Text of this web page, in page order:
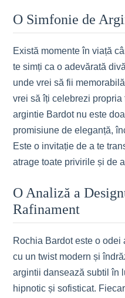
O Simfonie de
Există momente în viață
te simți ca o adevărată
unde vrei să fii
vrei să îți celebrezi
argintie Bardot nu este
promisiune de eleganță,
Este o invitație de a te
atrage toate privirile și de
O Analiză a
Rafinament
Rochia Bardot este o
cu un twist modern și
argintii dansează subtil în
hipnotic și sofisticat.